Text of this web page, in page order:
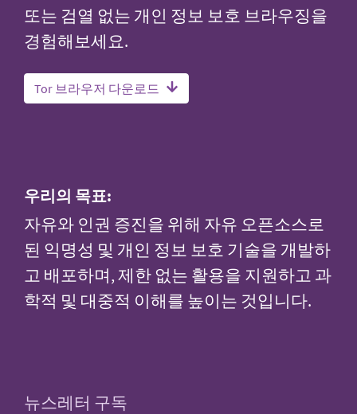
또는 검열 없는 개인 정보 보호 브라우징을
경험해보세요.
Tor 브라우저 다운로드
우리의 목표:
자유와 인권 증진을 위해 자유 오픈소스로
된 익명성 및 개인 정보 보호 기술을 개발하
고 배포하며, 제한 없는 활용을 지원하고 과
학적 및 대중적 이해를 높이는 것입니다.
뉴스레터 구독